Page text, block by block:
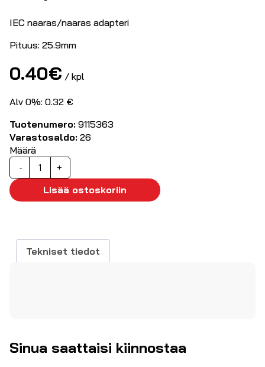
IEC naaras/naaras adapteri
Pituus: 25.9mm
0.40€ / kpl
Alv 0%: 0.32 €
Tuotenumero: 9115363
Varastosaldo: 26
Määrä
-
IEC
naaras/naaras
adapteri
määrä
+
Lisää ostoskoriin
Tekniset tiedot
Sinua saattaisi kiinnostaa